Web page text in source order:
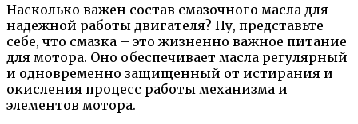
Насколько важен состав смазочного масла для
надежной работы двигателя? Ну, представьте
себе, что смазка – это жизненно важное питание
для мотора. Оно обеспечивает масла регулярный
и одновременно защищенный от истирания и
окисления процесс работы механизма и
элементов мотора.